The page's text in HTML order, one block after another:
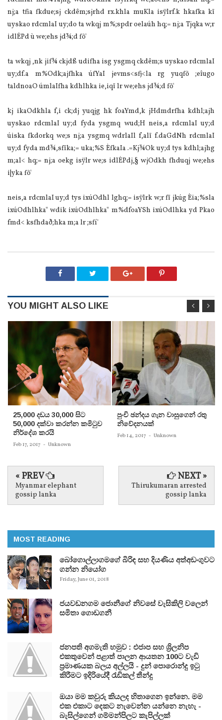
nj;a tfia fkdue;sj ckdêm;sjrhd rx.khla muKla isÿlrf.k hkafka kï
uyskao rdcmlaI uy;do ta wkqj m%;spdr oelaúh hq;= nj;a Tjqka w;r
idlÉPd ù we;ehs jd¾;d fõ'
ta wkqj ,nk jif¾ ckjdß udifha isg ysgmq ckdêm;s uyskao rdcmlaI
uy;df.a m%Odk;ajfhka úfYaI jevms<sfj<la rg yuqfõ ;eîugo
taldnoaO úmlaIfha kdhlhka ie,iqï lr we;ehs jd¾;d fõ'
kj ikaOdkhla f,i ck;dj yuqjg hk foaYmd,k jHdmdrfha kdhl;ajh
uyskao rdcmlaI uy;d fyda ysgmq wud;H neis,a rdcmlaI uy;d
úiska fkdorkq we;s nj;a ysgmq wdrlaIl f,alï f.daGdNh rdcmlaI
uy;d fyda md¾,sfïka;= uka;%S ÈfkaIa .=Kj¾Ok uy;d tys kdhl;ajhg
m;al< hq;= nj;a oekg isÿlr we;s idlÉPdj,§ wjOdkh fhduqj we;ehs
i|yka fõ'
neis,a rdcmlaI uy;d tys ixúOdhl lghq;= isÿlrk w;r fï jkúg Èia;%sla
ixúOdhlhka" wdik ixúOdhlhka" m%dfoaYSh ixúOdlhka yd Pkao
fmd< ksfhdað;hka m;a lr ;sfí'
YOU MIGHT ALSO LIKE
25,000 දඩය 30,000 සිට
50,000 දක්වා කරන්න කමිටුව
නිර්දේශ කරයි
Feb 17, 2017 - Unknown
පුංචි ඡන්දය ගැන වාසුගෙන් රතු
නිවේදනයක්‌
Feb 14, 2017 - Unknown
« PREV
Myanmar elephant
gossip lanka
NEXT »
Thirukumaran arrested
gossip lanka
MOST READING
බෝගොල්ලාගමගේ බිරිඳ සහ දියණිය අත්අඩංගුවට
ගන්න නියෝග
Friday, June 01, 2018
ජයවඩනගම ජොනීගේ නිවසේ වැසිකිලි වලෙන්
සමිතා ගොඩගනී
ජනපති අගමැති හමුව : එජාප සහ ශ්‍රිලනිප
එකතුවෙන් පළාත් පාලන ආයතන 100ට වැඩි
ප්‍රමාණයක බලය අල්ලයි - දුන් පොරොන්දු ඉටු
කිරීමට ඉදිරියේදී රැඩිකල් තීන්දු
ඔයා මම කවුරු කියලද හිතාගෙන ඉන්නෙ. මම
එක එකාට දෙකට නැවෙන්න යන්නෙ නැහැ -
බැසිල්ගෙන් ගම්මන්පිලට කැපිල්ලක්